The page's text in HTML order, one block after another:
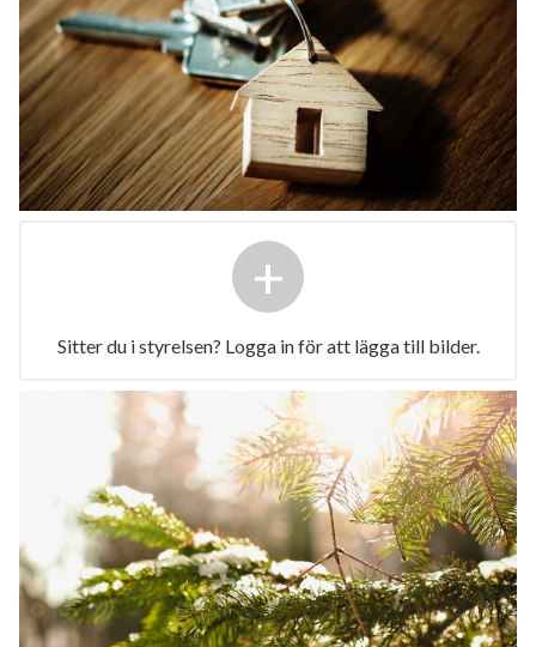
+
Sitter du i styrelsen? Logga in för att lägga till bilder.